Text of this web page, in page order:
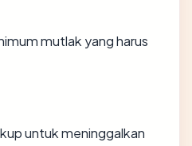
mutlak yang harus
untuk meninggalkan